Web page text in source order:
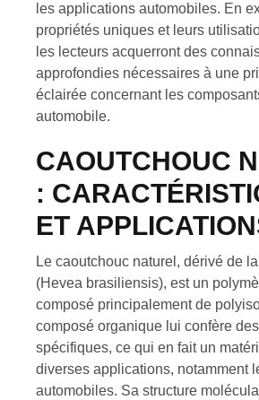
les applications automobiles. En
propriétés uniques et leurs
les lecteurs acquerront des
approfondies nécessaires à une
éclairée concernant les
automobile.
CAOUTCHOUC
:
ET
Le caoutchouc naturel, dérivé de
(Hevea brasiliensis), est un
composé principalement de
composé organique lui confère
spécifiques, ce qui en fait un
diverses applications, notamment
automobiles. Sa structure